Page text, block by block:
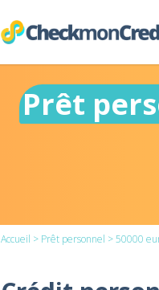
Prêt
Accueil > Prêt personnel > 50000